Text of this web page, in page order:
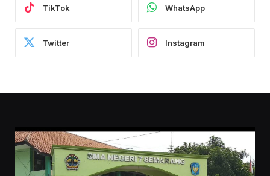
TikTok WhatsApp
Twitter Instagram